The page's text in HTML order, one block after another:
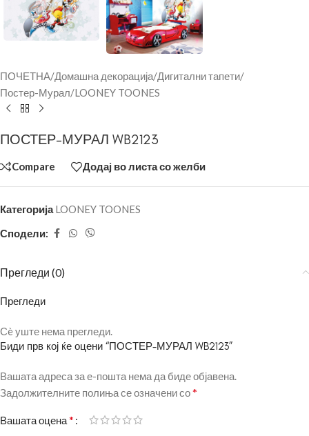
ПОЧЕТНА/Домашна декорација/Дигитални тапети/
Постер-Мурал/LOONEY TOONES
ПОСТЕР-МУРАЛ WB2123
Compare Додај во листа со желби
Категорија LOONEY TOONES
Сподели:
Прегледи (0)
Прегледи
Сè уште нема прегледи.
Биди прв кој ќе оцени “ПОСТЕР-МУРАЛ WB2123”
Вашата адреса за е-пошта нема да биде објавена.
Задолжителните полиња се означени со*
Вашата оцена*